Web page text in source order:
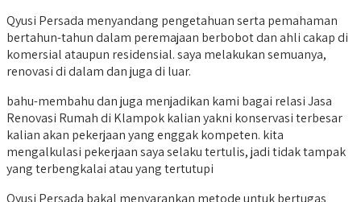
Qyusi Persada menyandang pengetahuan serta pemahaman
bertahun-tahun dalam peremajaan berbobot dan ahli cakap di
komersial ataupun residensial. saya melakukan semuanya,
renovasi di dalam dan juga di luar.
bahu-membahu dan juga menjadikan kami bagai relasi Jasa
Renovasi Rumah di Klampok kalian yakni konservasi terbesar
kalian akan pekerjaan yang enggak kompeten. kita
mengalkulasi pekerjaan saya selaku tertulis, jadi tidak tampak
yang terbengkalai atau yang tertutupi
Qyusi Persada bakal menyarankan metode untuk bertugas